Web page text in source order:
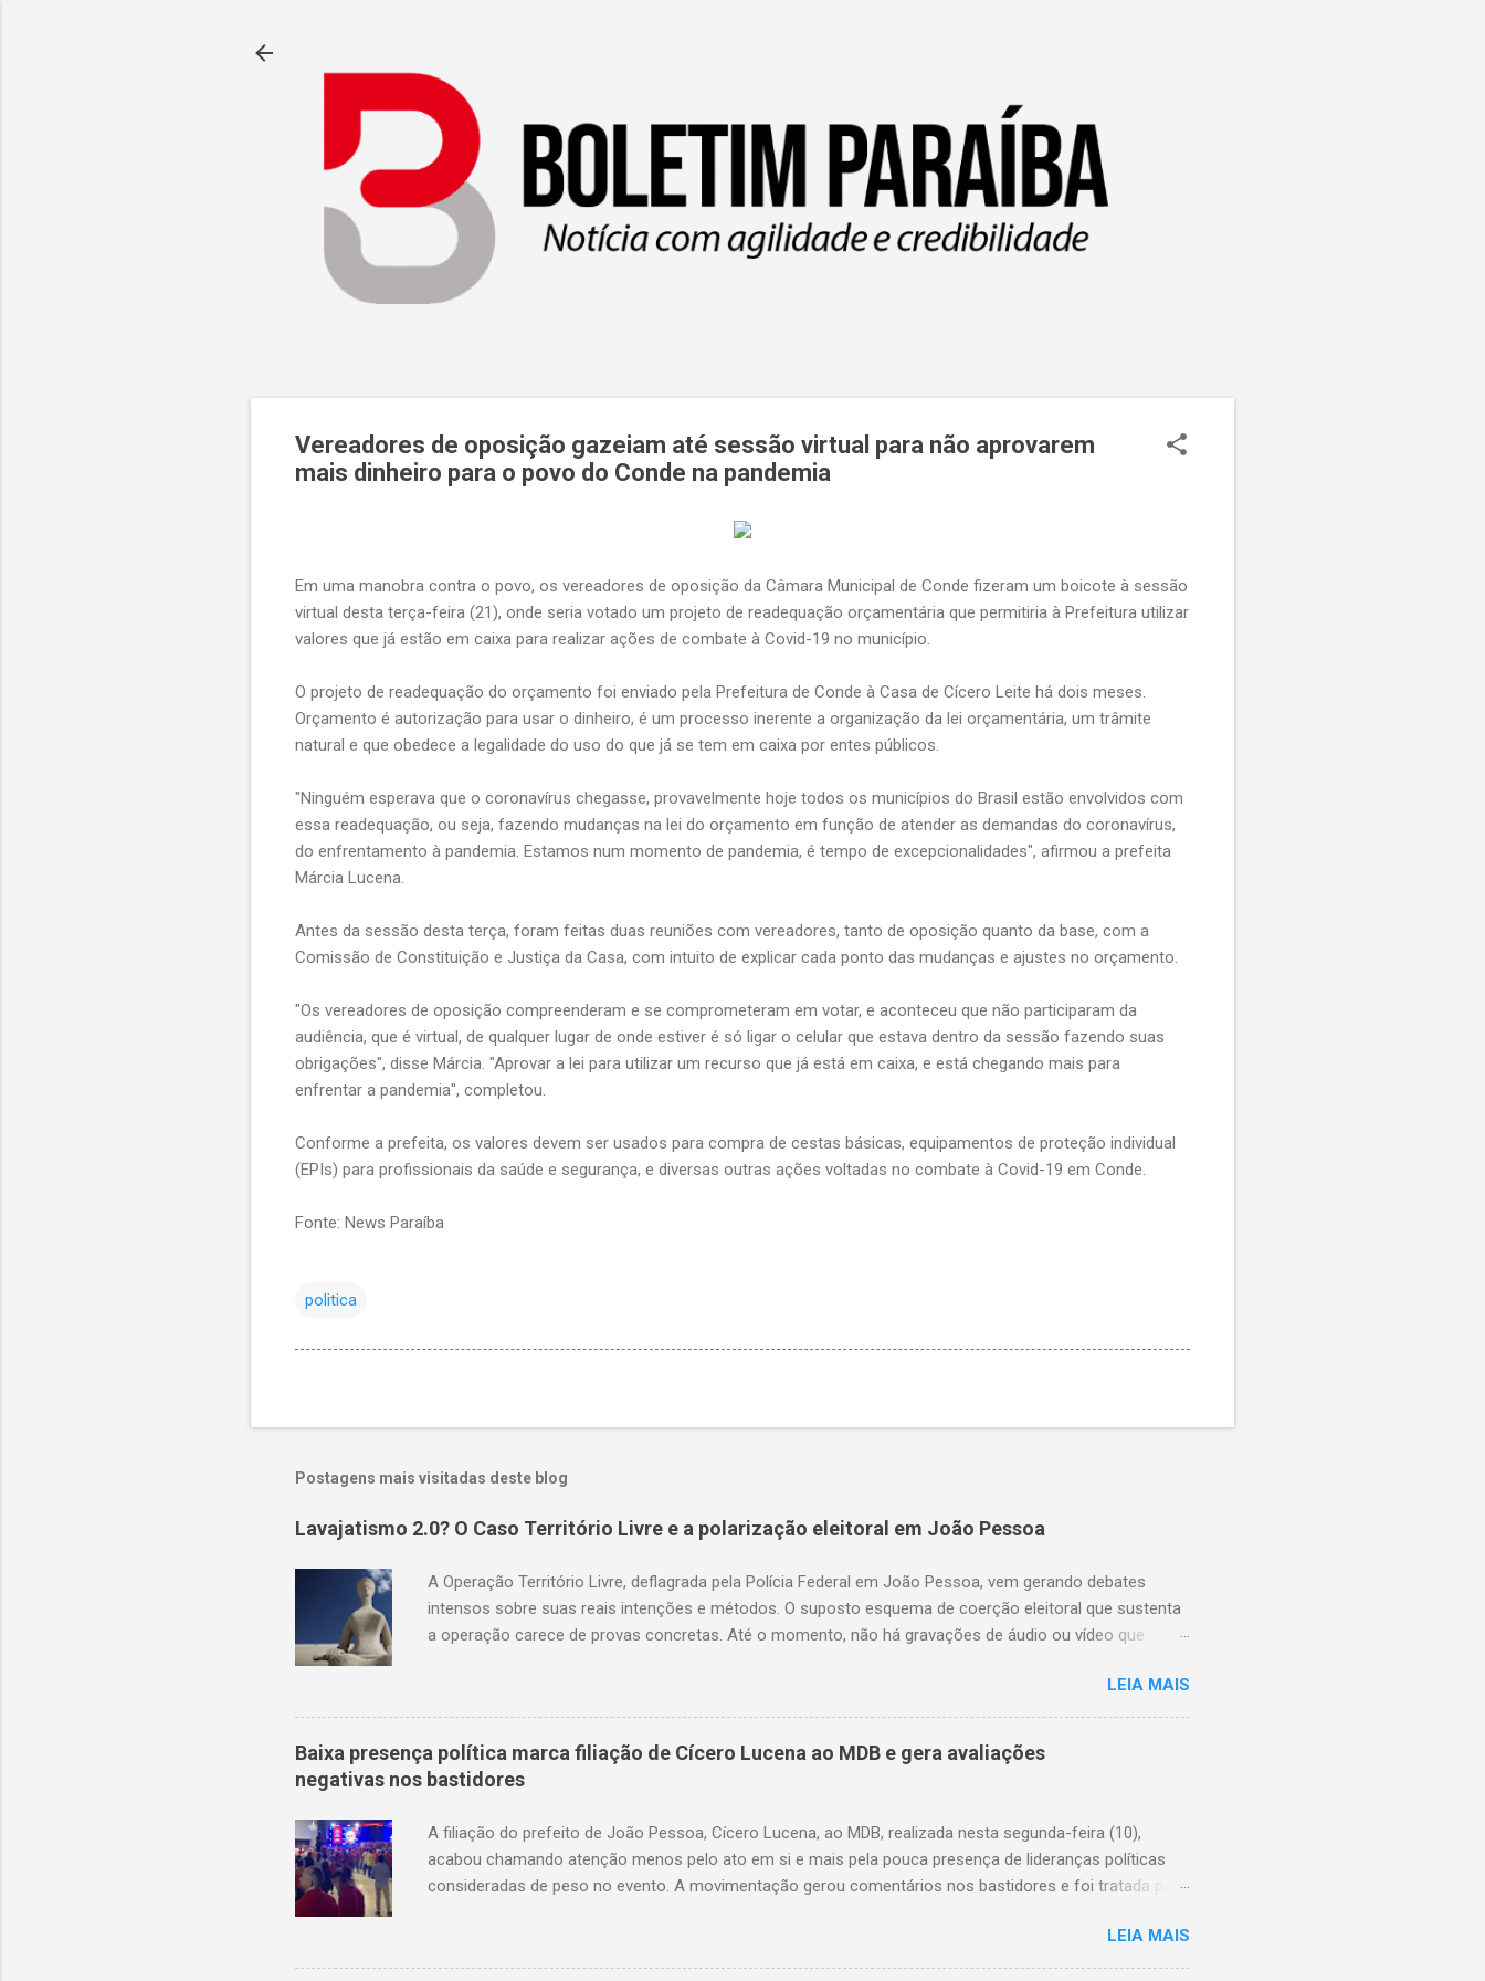
Vereadores de oposição gazeiam até sessão virtual para não aprovarem
mais dinheiro para o povo do Conde na pandemia
Em uma manobra contra o povo, os vereadores de oposição da Câmara Municipal de Conde fizeram um boicote à sessão
virtual desta terça-feira (21), onde seria votado um projeto de readequação orçamentária que permitiria à Prefeitura utilizar
valores que já estão em caixa para realizar ações de combate à Covid-19 no município.
O projeto de readequação do orçamento foi enviado pela Prefeitura de Conde à Casa de Cícero Leite há dois meses.
Orçamento é autorização para usar o dinheiro, é um processo inerente a organização da lei orçamentária, um trâmite
natural e que obedece a legalidade do uso do que já se tem em caixa por entes públicos.
"Ninguém esperava que o coronavírus chegasse, provavelmente hoje todos os municípios do Brasil estão envolvidos com
essa readequação, ou seja, fazendo mudanças na lei do orçamento em função de atender as demandas do coronavírus,
do enfrentamento à pandemia. Estamos num momento de pandemia, é tempo de excepcionalidades", afirmou a prefeita
Márcia Lucena.
Antes da sessão desta terça, foram feitas duas reuniões com vereadores, tanto de oposição quanto da base, com a
Comissão de Constituição e Justiça da Casa, com intuito de explicar cada ponto das mudanças e ajustes no orçamento.
"Os vereadores de oposição compreenderam e se comprometeram em votar, e aconteceu que não participaram da
audiência, que é virtual, de qualquer lugar de onde estiver é só ligar o celular que estava dentro da sessão fazendo suas
obrigações", disse Márcia. "Aprovar a lei para utilizar um recurso que já está em caixa, e está chegando mais para
enfrentar a pandemia", completou.
Conforme a prefeita, os valores devem ser usados para compra de cestas básicas, equipamentos de proteção individual
(EPIs) para profissionais da saúde e segurança, e diversas outras ações voltadas no combate à Covid-19 em Conde.
Fonte: News Paraíba
politica
Postagens mais visitadas deste blog
Lavajatismo 2.0? O Caso Território Livre e a polarização eleitoral em João Pessoa
A Operação Território Livre, deflagrada pela Polícia Federal em João Pessoa, vem gerando debates
intensos sobre suas reais intenções e métodos. O suposto esquema de coerção eleitoral que sustenta
a operação carece de provas concretas. Até o momento, não há gravações de áudio ou vídeo que
renda teriam sido coagidos a apoiar determinados candidatos, mas as evidências apresentadas são
frágeis, levantando mais suspeitas do que certezas. O impacto na política local é notável. As ações da
Polícia Federal — incluindo a busca na residência do prefeito, a prisão de sua esposa, o afastamento do
presidente da Câmara — têm como efeito imediato a desestabilização do cenário político, mas sem
ampla de interferência política, cuja real intenção seria favorecer a oposição, dando à Câmara Municipal
e possivel...
LEIA MAIS
Baixa presença política marca filiação de Cícero Lucena ao MDB e gera avaliações
negativas nos bastidores
A filiação do prefeito de João Pessoa, Cícero Lucena, ao MDB, realizada nesta segunda-feira (10),
acabou chamando atenção menos pelo ato em si e mais pela pouca presença de lideranças políticas
consideradas de peso no evento. A movimentação gerou comentários nos bastidores e foi tratada por
avaliação crítica. Mensagens que circularam entre articuladores e parlamentares descrevem a filiação
como um “fiasco em relação à classe política”, apontando que o número de representantes presentes
LEIA MAIS